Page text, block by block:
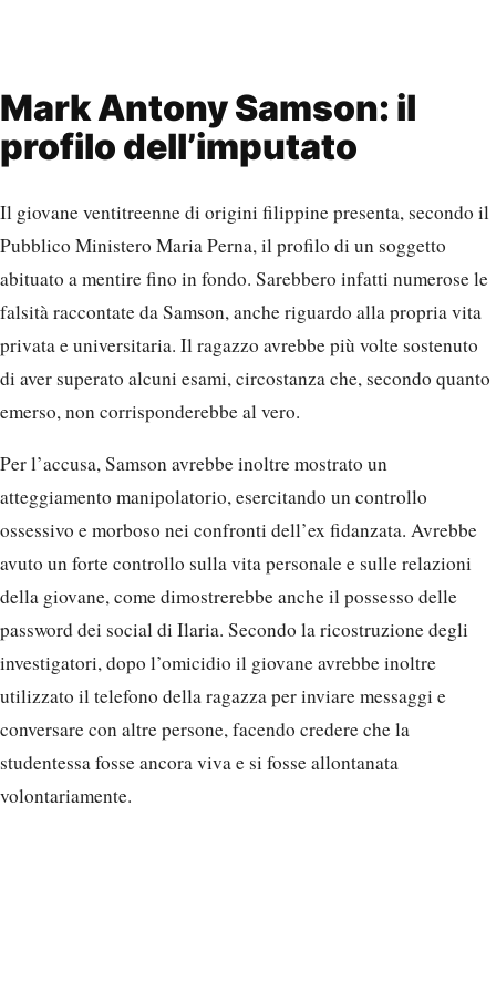
Mark Antony Samson: il
profilo dell’imputato
Il giovane ventitreenne di origini filippine presenta, secondo il
Pubblico Ministero Maria Perna, il profilo di un soggetto
abituato a mentire fino in fondo. Sarebbero infatti numerose le
falsità raccontate da Samson, anche riguardo alla propria vita
privata e universitaria. Il ragazzo avrebbe più volte sostenuto
di aver superato alcuni esami, circostanza che, secondo quanto
emerso, non corrisponderebbe al vero.
Per l’accusa, Samson avrebbe inoltre mostrato un
atteggiamento manipolatorio, esercitando un controllo
ossessivo e morboso nei confronti dell’ex fidanzata. Avrebbe
avuto un forte controllo sulla vita personale e sulle relazioni
della giovane, come dimostrerebbe anche il possesso delle
password dei social di Ilaria. Secondo la ricostruzione degli
investigatori, dopo l’omicidio il giovane avrebbe inoltre
utilizzato il telefono della ragazza per inviare messaggi e
conversare con altre persone, facendo credere che la
studentessa fosse ancora viva e si fosse allontanata
volontariamente.